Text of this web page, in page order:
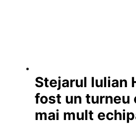
Stejarul Iulian
fost un turneu
mai mult